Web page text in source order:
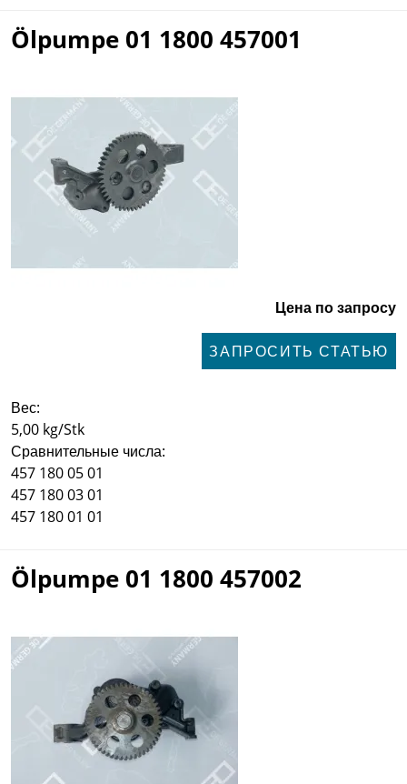
Ölpumpe 01 1800 457001
Цена по запросу
ЗАПРОСИТЬ СТАТЬЮ
Вес:
5,00 kg/Stk
Сравнительные числа:
457 180 05 01
457 180 03 01
457 180 01 01
Ölpumpe 01 1800 457002